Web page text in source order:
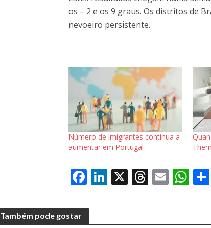
os – 2 e os 9 graus. Os distritos de
nevoeiro persistente.
Número de imigrantes continua a
aumentar em Portugal
F
e
Li X T E W
Também pode gostar